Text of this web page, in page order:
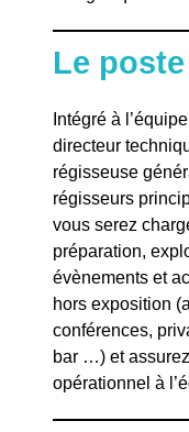
Le poste
Intégré à
directeur
régisseuse
régisseurs
vous serez
préparation,
évènements et
hors exposition
conférences,
bar …) et
opérationnel à